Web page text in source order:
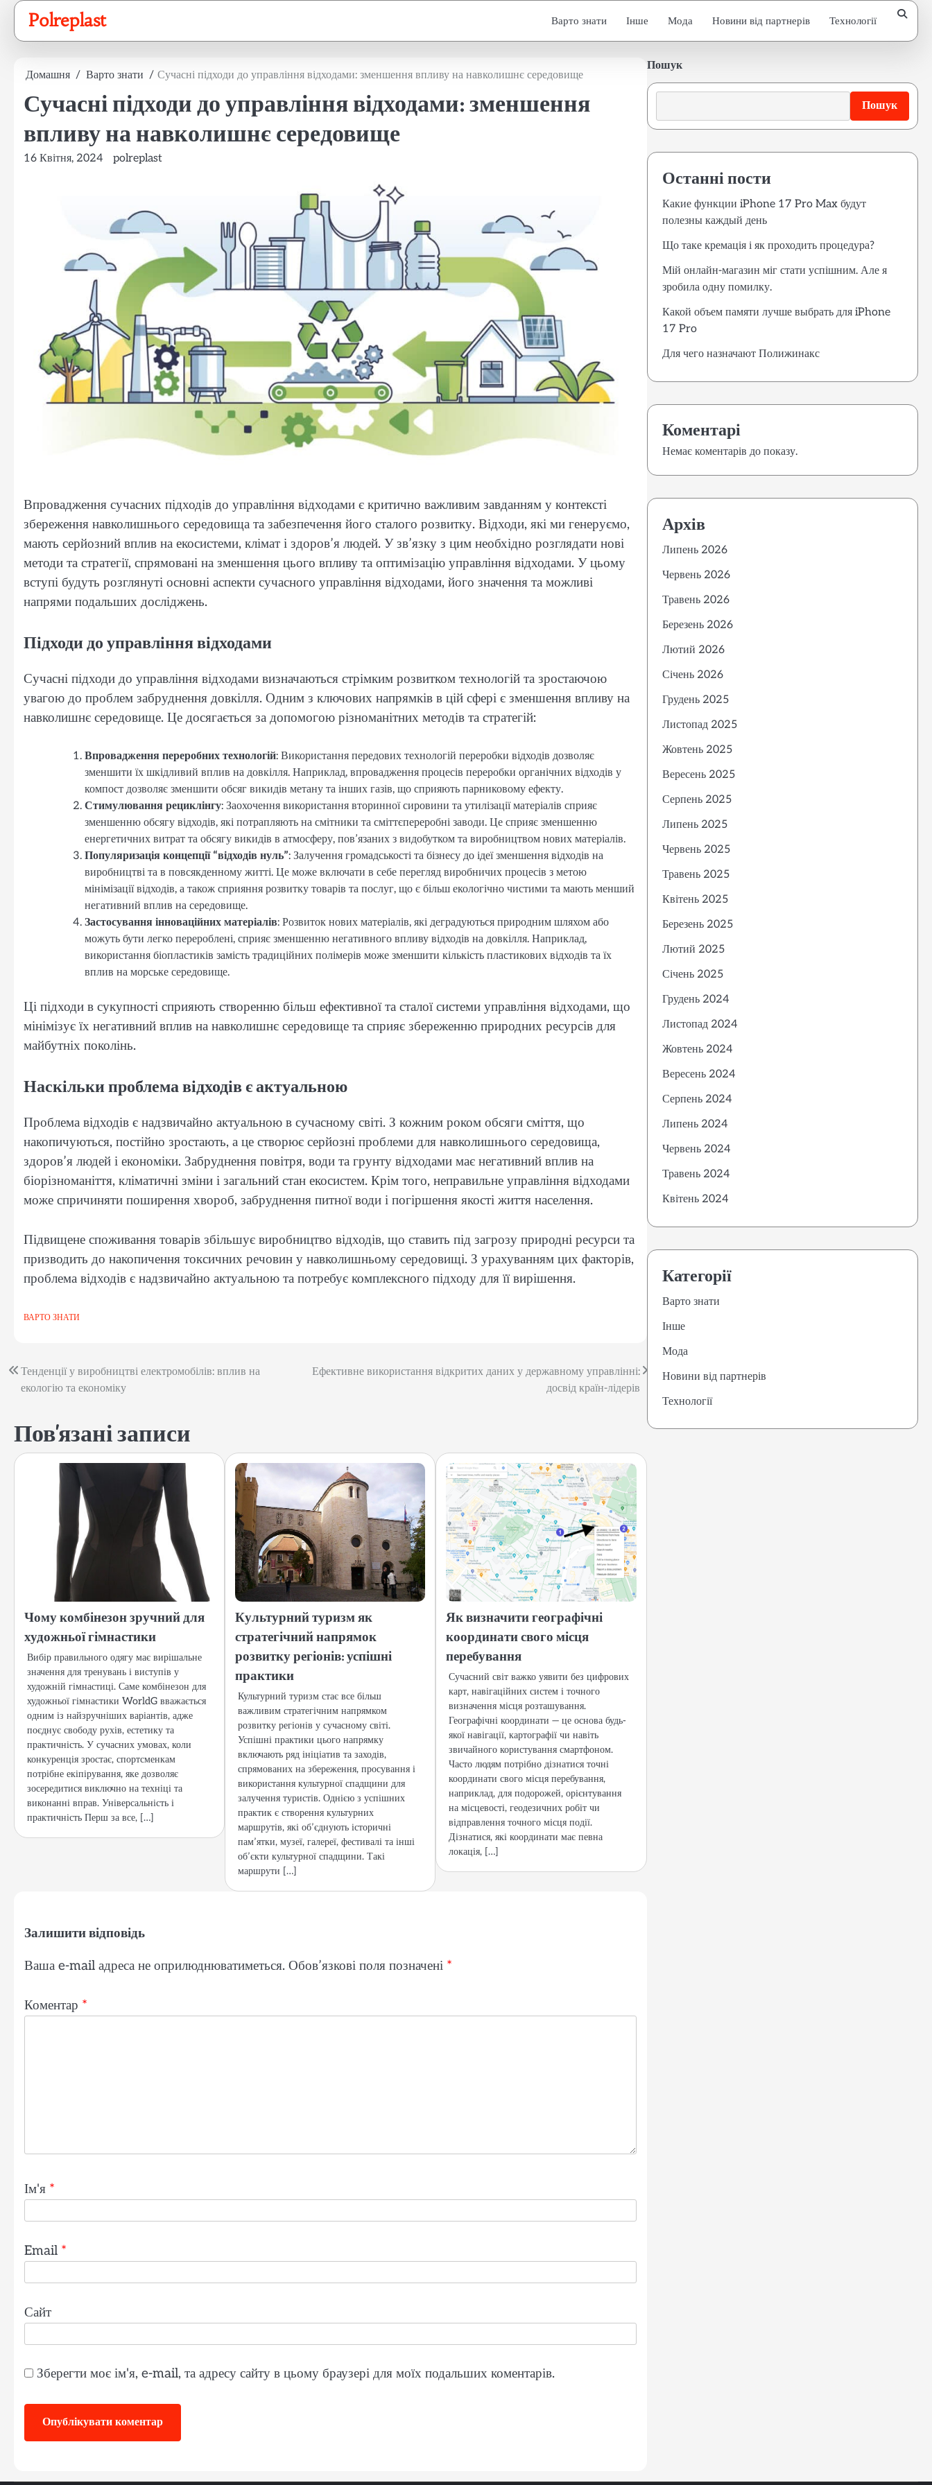
Перейти
вмісту
Polreplast Варто знати Інше Мода Новини від партнерів Технології
Домашня Варто знати Сучасні підходи до управління відходами: зменшення впливу на навколишнє середовище
Сучасні підходи до управління відходами: зменшення
впливу на навколишнє середовище
16 Квітня, 2024 polreplast
Впровадження сучасних підходів до управління відходами є критично важливим завданням у контексті
збереження навколишнього середовища та забезпечення його сталого розвитку. Відходи, які ми генеруємо,
мають серйозний вплив на екосистеми, клімат і здоров’я людей. У зв’язку з цим необхідно розглядати нові
методи та стратегії, спрямовані на зменшення цього впливу та оптимізацію управління відходами. У цьому
вступі будуть розглянуті основні аспекти сучасного управління відходами, його значення та можливі
напрями подальших досліджень.
Підходи до управління відходами
Сучасні підходи до управління відходами визначаються стрімким розвитком технологій та зростаючою
увагою до проблем забруднення довкілля. Одним з ключових напрямків в цій сфері є зменшення впливу на
навколишнє середовище. Це досягається за допомогою різноманітних методів та стратегій:
Впровадження переробних технологій: Використання передових технологій переробки відходів дозволяє
зменшити їх шкідливий вплив на довкілля. Наприклад, впровадження процесів переробки органічних відходів у
компост дозволяє зменшити обсяг викидів метану та інших газів, що сприяють парниковому ефекту.
Стимулювання рециклінгу: Заохочення використання вторинної сировини та утилізації матеріалів сприяє
зменшенню обсягу відходів, які потрапляють на смітники та сміттєпереробні заводи. Це сприяє зменшенню
енергетичних витрат та обсягу викидів в атмосферу, пов’язаних з видобутком та виробництвом нових матеріалів.
Популяризація концепції “відходів нуль”: Залучення громадськості та бізнесу до ідеї зменшення відходів на
виробництві та в повсякденному житті. Це може включати в себе перегляд виробничих процесів з метою
мінімізації відходів, а також сприяння розвитку товарів та послуг, що є більш екологічно чистими та мають менший
негативний вплив на середовище.
Застосування інноваційних матеріалів: Розвиток нових матеріалів, які деградуються природним шляхом або
можуть бути легко перероблені, сприяє зменшенню негативного впливу відходів на довкілля. Наприклад,
використання біопластиків замість традиційних полімерів може зменшити кількість пластикових відходів та їх
вплив на морське середовище.
Ці підходи в сукупності сприяють створенню більш ефективної та сталої системи управління відходами, що
мінімізує їх негативний вплив на навколишнє середовище та сприяє збереженню природних ресурсів для
майбутніх поколінь.
Наскільки проблема відходів є актуальною
Проблема відходів є надзвичайно актуальною в сучасному світі. З кожним роком обсяги сміття, що
накопичуються, постійно зростають, а це створює серйозні проблеми для навколишнього середовища,
здоров’я людей і економіки. Забруднення повітря, води та грунту відходами має негативний вплив на
біорізноманіття, кліматичні зміни і загальний стан екосистем. Крім того, неправильне управління відходами
може спричиняти поширення хвороб, забруднення питної води і погіршення якості життя населення.
Підвищене споживання товарів збільшує виробництво відходів, що ставить під загрозу природні ресурси та
призводить до накопичення токсичних речовин у навколишньому середовищі. З урахуванням цих факторів,
проблема відходів є надзвичайно актуальною та потребує комплексного підходу для її вирішення.
ВАРТО ЗНАТИ
Навігація
Тенденції у виробництві електромобілів: вплив на
екологію та економіку
Ефективне використання відкритих даних у державному управлінні:
досвід країн-лідерів
Пов'язані записи
Чому комбінезон зручний для
художньої гімнастики
Вибір правильного одягу має вирішальне
значення для тренувань і виступів у
художній гімнастиці. Саме комбінезон для
художньої гімнастики WorldG вважається
одним із найзручніших варіантів, адже
поєднує свободу рухів, естетику та
практичність. У сучасних умовах, коли
конкуренція зростає, спортсменкам
потрібне екіпірування, яке дозволяє
зосередитися виключно на техніці та
виконанні вправ. Універсальність і
практичність Перш за все, […]
Культурний туризм як
стратегічний напрямок
розвитку регіонів: успішні
практики
Культурний туризм стає все більш
важливим стратегічним напрямком
розвитку регіонів у сучасному світі.
Успішні практики цього напрямку
включають ряд ініціатив та заходів,
спрямованих на збереження, просування і
використання культурної спадщини для
залучення туристів. Однією з успішних
практик є створення культурних
маршрутів, які об’єднують історичні
пам’ятки, музеї, галереї, фестивалі та інші
об’єкти культурної спадщини. Такі
маршрути […]
Як визначити географічні
координати свого місця
перебування
Сучасний світ важко уявити без цифрових
карт, навігаційних систем і точного
визначення місця розташування.
Географічні координати — це основа будь-
якої навігації, картографії чи навіть
звичайного користування смартфоном.
Часто людям потрібно дізнатися точні
координати свого місця перебування,
наприклад, для подорожей, орієнтування
на місцевості, геодезичних робіт чи
відправлення точного місця події.
Дізнатися, які координати має певна
локація, […]
Залишити відповідь
Ваша e-mail адреса не оприлюднюватиметься. Обов’язкові поля позначені *
Коментар *
Ім'я *
Email *
Сайт
Зберегти моє ім'я, e-mail, та адресу сайту в цьому браузері для моїх подальших коментарів.
Пошук
Пошук
Останні пости
Какие функции iPhone 17 Pro Max будут
полезны каждый день
Що таке кремація і як проходить процедура?
Мій онлайн-магазин міг стати успішним. Але я
зробила одну помилку.
Какой объем памяти лучше выбрать для iPhone
17 Pro
Для чего назначают Полижинакс
Коментарі
Немає коментарів до показу.
Архів
Липень 2026
Червень 2026
Травень 2026
Березень 2026
Лютий 2026
Січень 2026
Грудень 2025
Листопад 2025
Жовтень 2025
Вересень 2025
Серпень 2025
Липень 2025
Червень 2025
Травень 2025
Квітень 2025
Березень 2025
Лютий 2025
Січень 2025
Грудень 2024
Листопад 2024
Жовтень 2024
Вересень 2024
Серпень 2024
Липень 2024
Червень 2024
Травень 2024
Квітень 2024
Категорії
Варто знати
Інше
Мода
Новини від партнерів
Технології